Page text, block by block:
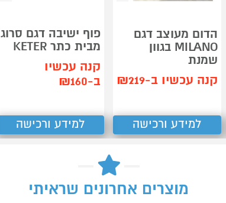
הדום מעוצב דגם
MILANO בגוון
שמנת
קנה עכשיו ב-₪219
למידע ורכישה
פוף ישיבה דגם סרוג
מבית כתר KETER
קנה עכשיו
ב-₪160
למידע ורכישה
מוצרים אחרונים שראיתי